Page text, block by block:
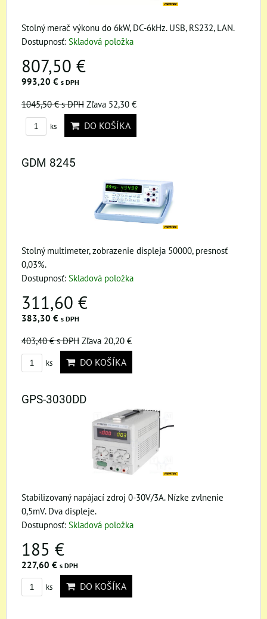
Stolný merač výkonu do 6kW, DC-6kHz. USB, RS232, LAN.
Dostupnosť: Skladová položka
807,50 €
993,20 € s DPH
1045,50 €s DPH Zľava 52,30 €
ks DO KOŠÍKA
GDM 8245
Stolný multimeter, zobrazenie displeja 50000, presnosť
0,03%.
Dostupnosť: Skladová položka
311,60 €
383,30 € s DPH
403,40 €s DPH Zľava 20,20 €
ks DO KOŠÍKA
GPS-3030DD
Stabilizovaný napájací zdroj 0-30V/3A. Nízke zvlnenie
0,5mV. Dva displeje.
Dostupnosť: Skladová položka
185 €
227,60 € s DPH
ks DO KOŠÍKA